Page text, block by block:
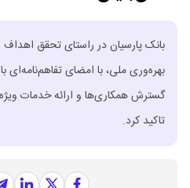
بانک پارسیان در راستای تحقق اهداف
بهره‌وری ملی، با امضای تفاهم‌نامه‌ای
گسترش همکاری‌ها و ارائه خدمات
تاکید کرد.